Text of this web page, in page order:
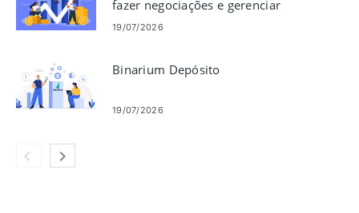
fazer negociações e gerenciar
riscos
19/07/2026
Binarium Depósito
19/07/2026